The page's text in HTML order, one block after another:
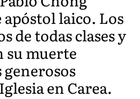
laico. Los
de todas clases y
su muerte
en Carea.